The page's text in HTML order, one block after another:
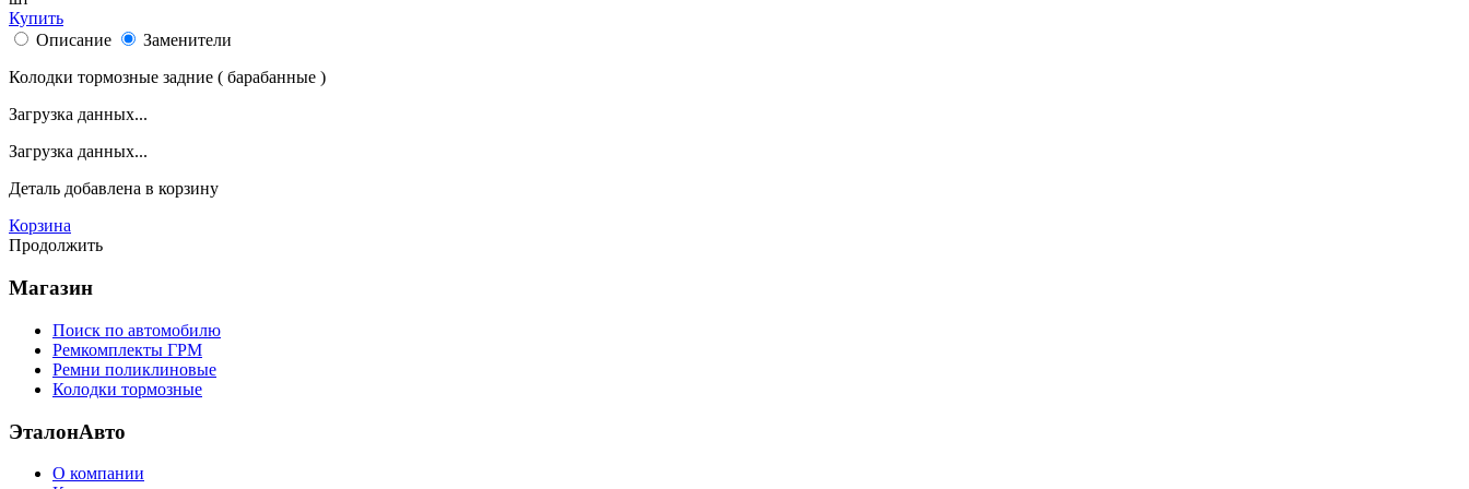
Купить
Описание
Заменители
Колодки тормозные задние ( барабанные )
Загрузка данных...
Загрузка данных...
Деталь добавлена в корзину
Корзина
Продолжить
Магазин
Поиск по автомобилю
Ремкомплекты ГРМ
Ремни поликлиновые
Колодки тормозные
ЭталонАвто
О компании